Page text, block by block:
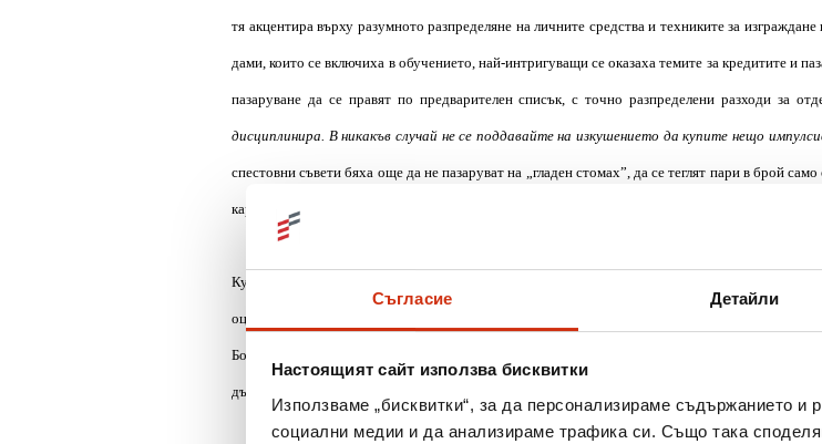
Съгласие Детайли
Настоящият сайт използва бисквитки
Използваме „бисквитки“, за да персонализираме съдържанието
социални медии и да анализираме трафика си. Също така
тя акцентира върху разумното разпределяне на личните средства и техниките за
дами, които се включиха в обучението, най-интригуващи се оказаха темите за кредитите и
пазаруване да се правят по предварителен списък, с точно разпределени разходи за
дисциплинира. В никакъв случай не се поддавайте на изкушението да купите нещо
спестовни съвети бяха още да не пазаруват на „гладен стомах”, да се теглят пари в брой
карта и да проверяват промоциите, които понякога могат да бъдат подвеждащи.
Курсистите се забавляваха с игри, в които провериха знанията си по финанси и уменията
оценка за качеството на курса – 5, най-високата възможна
Борисова, един от участниците в обучението в Дупница. Тя и останалите курсисти
държавни институции и в тях да има още повече игри.